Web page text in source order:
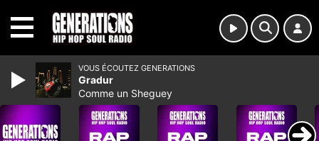
VOUS ÉCOUTEZ GENERATIONS
Gradur
Comme un Sheguey